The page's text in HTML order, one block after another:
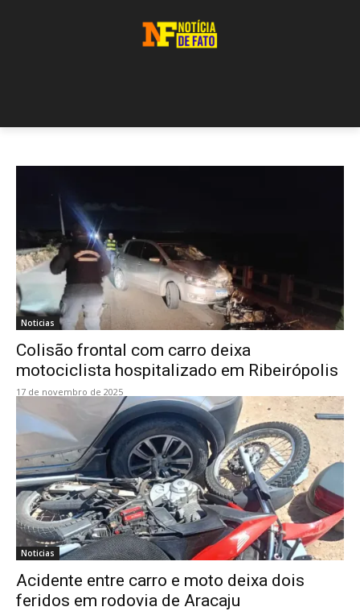
Noticias
Colisão frontal com carro deixa
motociclista hospitalizado em Ribeirópolis
17 de novembro de 2025
Noticias
Acidente entre carro e moto deixa dois
feridos em rodovia de Aracaju